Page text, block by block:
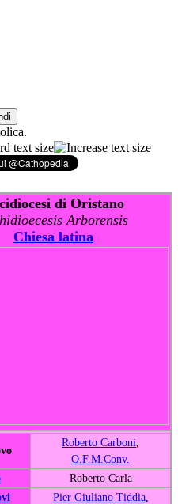
di Oristano
Arborensis
Chiesa latina
Roberto Carboni
O.F.M.Conv.
Roberto Carla
Pier Giuliano Tiddia,